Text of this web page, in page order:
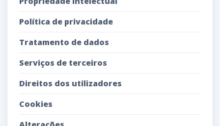
Política de privacidade
Tratamento de dados
Serviços de terceiros
Direitos dos utilizadores
Cookies